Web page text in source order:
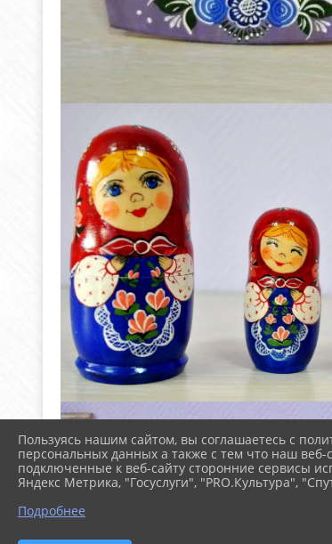
Пользуясь нашим сайтом, вы соглашаетесь с
персональных данных а также с тем что наш веб-
подключенные к веб-сайту сторонние сервисы
Яндекс Метрика, "Госуслуги", "PRO.Культура",
Подробнее